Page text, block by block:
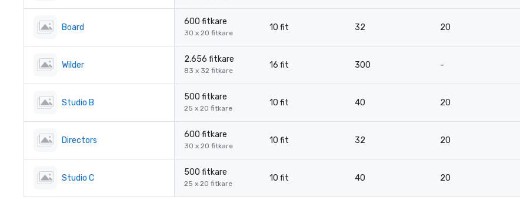
Board
600 fitkare
30 x 20 fitkare
10 fit 32 20
Wilder
2.656 fitkare
83 x 32 fitkare
16 fit 300 -
Studio B
500 fitkare
25 x 20 fitkare
10 fit 40 20
Directors
600 fitkare
30 x 20 fitkare
10 fit 32 20
Studio C
500 fitkare
25 x 20 fitkare
10 fit 40 20